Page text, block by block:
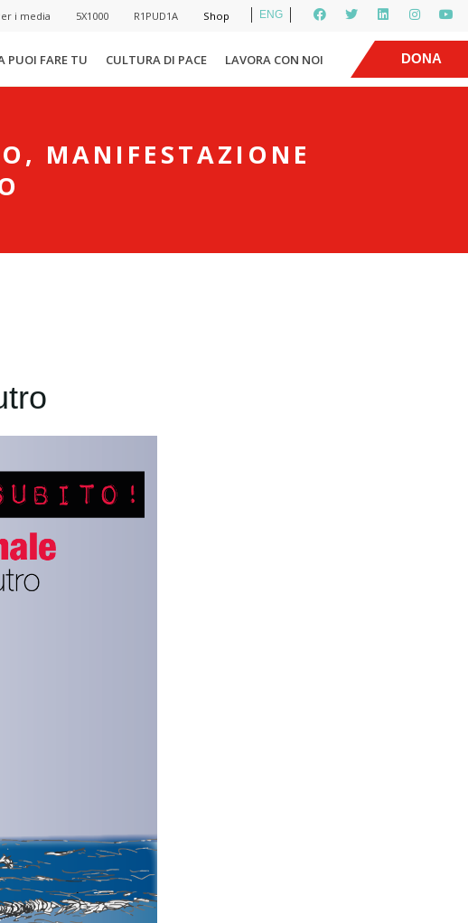
ENG
i media 5X1000 R1PUD1A Shop
DONA
PUOI FARE TU CULTURA DI PACE LAVORA CON NOI
MANIFESTAZIONE